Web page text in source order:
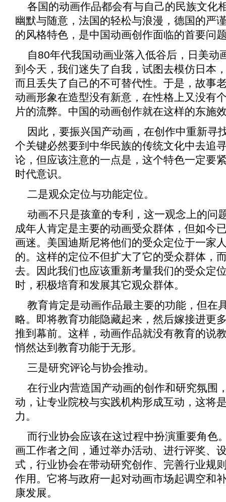
各国的动画作品都会有与自己的民族文化
幽默与随意，法国的轻松与浪漫，德国的严
的风格特色，是中国动画创作面临的首要问
自80年代我国动画业落入低谷后，日美动
到今天，我们迷失了自我，试图去模仿日本
而且丢失了自己的不可替代性。于是，故事
动画形象在造型没有新意，在性格上又没有
片的流弊。中国的动画创作就在这样的东施
因此，要振兴国产动画，在创作中重新寻
个关键必然要到中华民族的传统文化中去追
论，但应该注意的一点是，这个特色一定要
时代意识。
二是观众定位与功能定位。
动画不只是孩童的专利，这一观念上的问
成年人肯定是主要的动画受众群体，但如今
画迷。美国迪斯尼将他们的受众定位于一家
的。这样的定位不但扩大了它的受众群体，
去。因此我们也应该重新考量我们的受众定
时，积极培育和发展其它观众群体。
教育肯定是动画作品最主要的功能，但在
略。即将教育功能隐藏起来，然后嫁接进更
推到幕前。这样，动画作品就没有教育的说
悄然达到教育功能于无形。
三是研究评论与协会推动。
在行业内营造国产动画的创作和研究氛围
动，让专业院校与实践机构形成互动，这将
力。
而行业协会应该在这过程中扮演重要角色
画工作者之间，通过举办活动、进行评奖、
式，行业协会在带动研究创作、完善行业规
作用。它将与政府一起对动画市场起调空和
康发展。